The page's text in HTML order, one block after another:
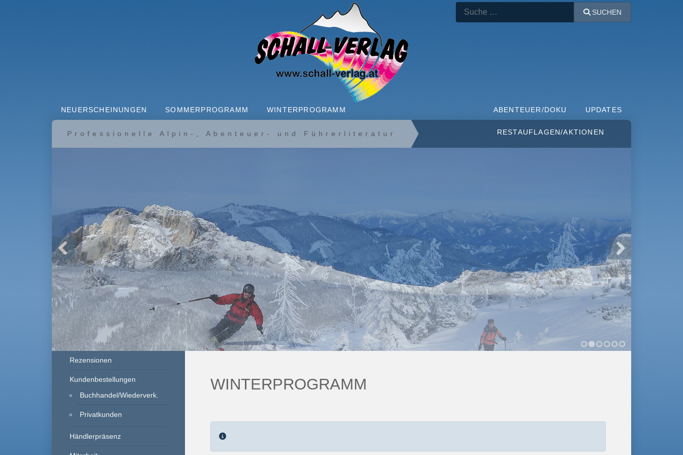
Suchen
SUCHEN
NEUERSCHEINUNGEN SOMMERPROGRAMM WINTERPROGRAMM ABENTEUER/DOKU UPDATES
RESTAUFLAGEN/AKTIONEN
Professionelle Alpin-, Abenteuer- und Führerliteratur
Rezensionen
Kundenbestellungen
Buchhandel/Wiederverk.
Privatkunden
Händlerpräsenz
WINTERPROGRAMM
Information